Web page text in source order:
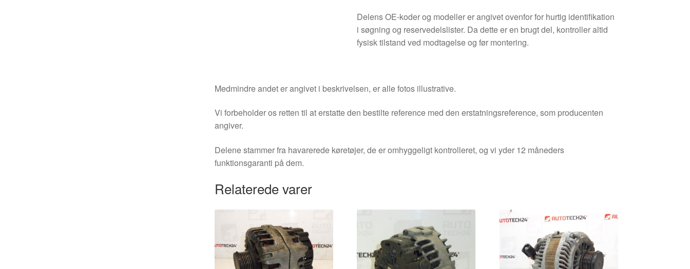
Delens OE-koder og modeller er angivet ovenfor for hurtig identifikation
i søgning og reservedelslister. Da dette er en brugt del, kontroller altid
fysisk tilstand ved modtagelse og før montering.
Medmindre andet er angivet i beskrivelsen, er alle fotos illustrative.
Vi forbeholder os retten til at erstatte den bestilte reference med den erstatningsreference, som producenten
angiver.
Delene stammer fra havarerede køretøjer, de er omhyggeligt kontrolleret, og vi yder 12 måneders
funktionsgaranti på dem.
Relaterede varer